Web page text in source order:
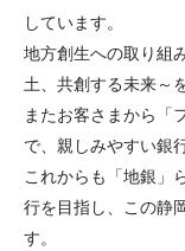
しています。
地方創生への取り組
土、共創する未来～
またお客さまから「
で、親しみやすい銀
これからも「地銀」
行を目指し、この静
す。